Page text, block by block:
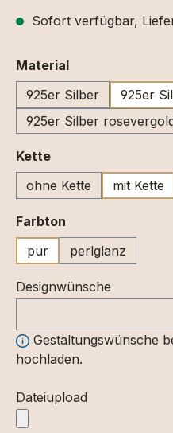
Sofort verfügbar,
Materialauswählen
925er Silber
925er
925er Silber
Ketteauswählen
ohne Kette
mit Kette
Farbton
pur
perlglanz
Designwünsche
Gestaltungswünsche
hochladen.
Dateiupload